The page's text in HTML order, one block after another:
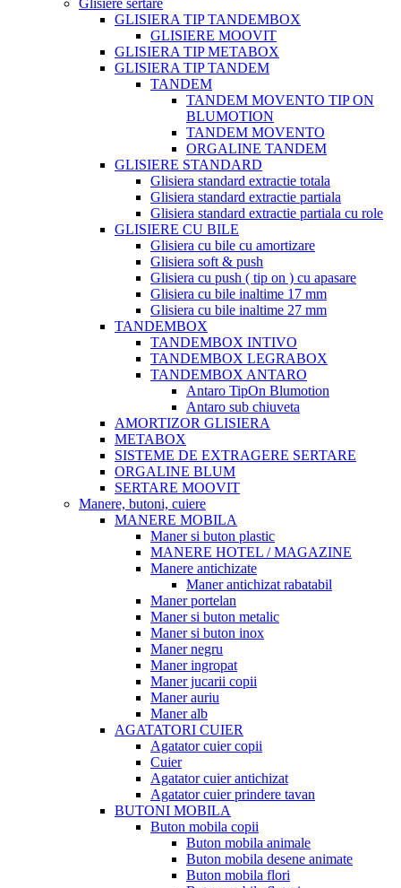
Glisiere sertare
GLISIERA TIP TANDEMBOX
GLISIERE MOOVIT
GLISIERA TIP METABOX
GLISIERA TIP TANDEM
TANDEM
TANDEM MOVENTO TIP ON
BLUMOTION
TANDEM MOVENTO
ORGALINE TANDEM
GLISIERE STANDARD
Glisiera standard extractie totala
Glisiera standard extractie partiala
Glisiera standard extractie partiala cu role
GLISIERE CU BILE
Glisiera cu bile cu amortizare
Glisiera soft & push
Glisiera cu push ( tip on ) cu apasare
Glisiera cu bile inaltime 17 mm
Glisiera cu bile inaltime 27 mm
TANDEMBOX
TANDEMBOX INTIVO
TANDEMBOX LEGRABOX
TANDEMBOX ANTARO
Antaro TipOn Blumotion
Antaro sub chiuveta
AMORTIZOR GLISIERA
METABOX
SISTEME DE EXTRAGERE SERTARE
ORGALINE BLUM
SERTARE MOOVIT
Manere, butoni, cuiere
MANERE MOBILA
Maner si buton plastic
MANERE HOTEL / MAGAZINE
Manere antichizate
Maner antichizat rabatabil
Maner portelan
Maner si buton metalic
Maner si buton inox
Maner negru
Maner ingropat
Maner jucarii copii
Maner auriu
Maner alb
AGATATORI CUIER
Agatator cuier copii
Cuier
Agatator cuier antichizat
Agatator cuier prindere tavan
BUTONI MOBILA
Buton mobila copii
Buton mobila animale
Buton mobila desene animate
Buton mobila flori